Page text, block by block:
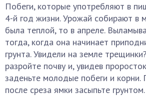
Побеги, которые употребляют в
4-й год жизни. Урожай собирают в
была теплой, то в апреле.
тогда, когда она начинает
грунта. Увидели на земле
разройте почву и, увидев
заденьте молодые побеги и корни.
после среза ямки засыпьте грунтом.